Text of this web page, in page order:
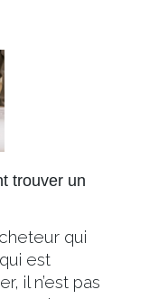
trouver un
qui
est
il n’est pas